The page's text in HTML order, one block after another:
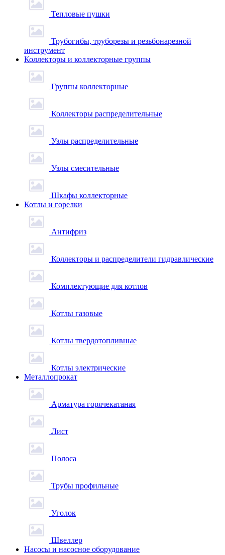
Тепловые пушки
Трубогибы, труборезы и резьбонарезной
инструмент
Коллекторы и коллекторные группы
Группы коллекторные
Коллекторы распределительные
Узлы распределительные
Узлы смесительные
Шкафы коллекторные
Котлы и горелки
Антифриз
Коллекторы и распределители гидравлические
Комплектующие для котлов
Котлы газовые
Котлы твердотопливные
Котлы электрические
Металлопрокат
Арматура горячекатаная
Лист
Полоса
Трубы профильные
Уголок
Швеллер
Насосы и насосное оборудование